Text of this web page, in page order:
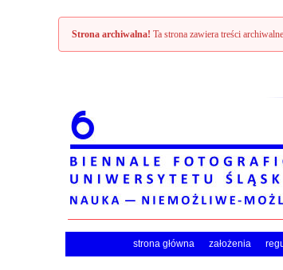
Strona archiwalna! Ta strona zawiera treści
strona główna założenia